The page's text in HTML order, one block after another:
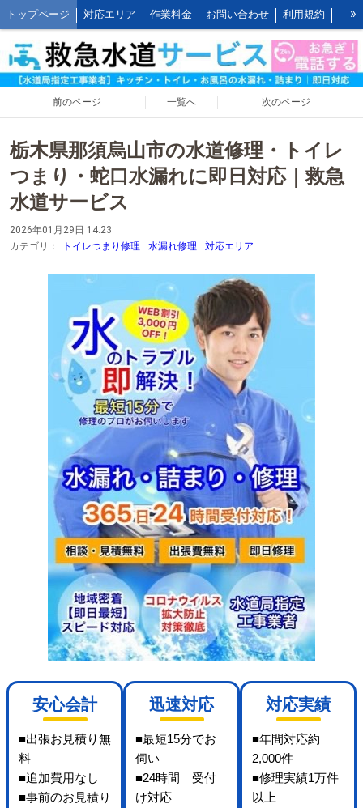
トップページ 対応エリア 作業料金 お問い合わせ 利用規約
水道修理の作業報告 水道修理の施工事例 よくあるご質問 FAQ
救水の水道修理ブログ お客様の声とご感想 WEB割引ご利用方法
公式LINEアカウント キッチンの作業料金
屋外の作業料金
»
前のページ 一覧へ 次のページ
栃木県那須烏山市の水道修理・トイレ
つまり・蛇口水漏れに即日対応｜救急
水道サービス
2026年01月29日 14:23
カテゴリ：
トイレつまり修理 水漏れ修理 対応エリア
安心会計
■出張お見積り無
料
■追加費用なし
■事前のお見積り
迅速対応
■最短15分でお
伺い
■24時間 受付
け対応
対応実績
■年間対応約
2,000件
■修理実績1万件
以上